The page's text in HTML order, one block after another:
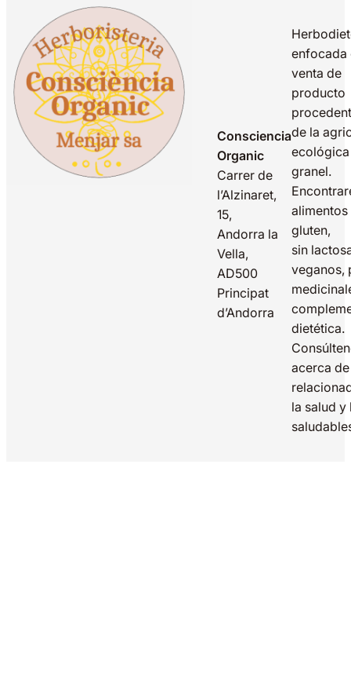
Consciencia
Organic
Carrer de
l’Alzinaret,
15,
Andorra la
Vella,
AD500
Principat
d’Andorra
enfocada
venta de
producto
de la
granel.
alimentos
gluten,
sin
veganos,
dietética.
acerca
la salud y